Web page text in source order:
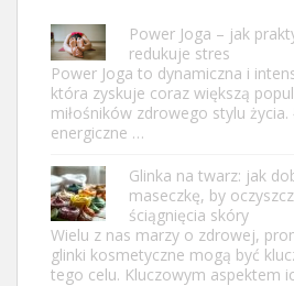
Power Joga – jak
redukuje stres
Power Joga to dynamiczna i
która zyskuje coraz większą
miłośników zdrowego stylu życia.
energiczne …
Glinka na twarz: jak
maseczkę, by
ściągnięcia skóry
Wielu z nas marzy o zdrowej,
glinki kosmetyczne mogą być
tego celu. Kluczowym aspektem